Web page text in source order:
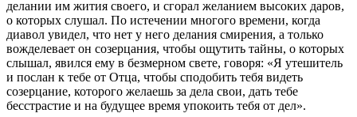
делании им жития своего, и сгорал желанием высоких даров,
о которых слушал. По истечении многого времени, когда
диавол увидел, что нет у него делания смирения, а только
вожделевает он созерцания, чтобы ощутить тайны, о которых
слышал, явился ему в безмерном свете, говоря: «Я утешитель
и послан к тебе от Отца, чтобы сподобить тебя видеть
созерцание, которого желаешь за дела свои, дать тебе
бесстрастие и на будущее время упокоить тебя от дел».